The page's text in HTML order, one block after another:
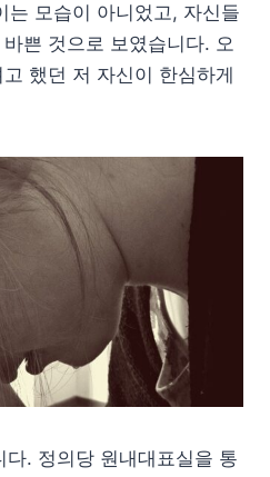
는 모습이 아니었고, 자신들
쁜 것으로 보였습니다. 오
했던 저 자신이 한심하게
다. 정의당 원내대표실을 통